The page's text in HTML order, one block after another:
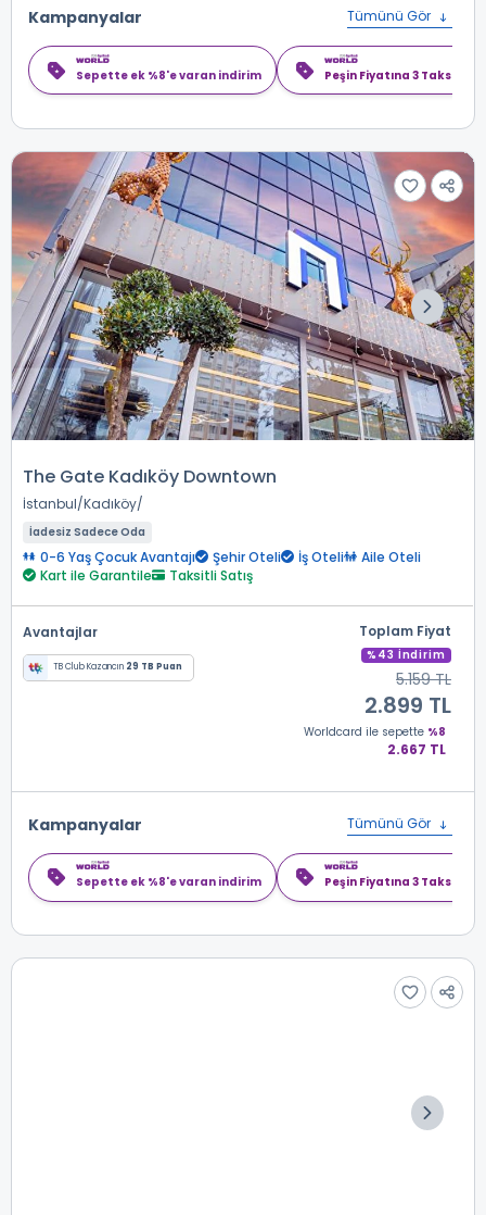
Kampanyalar Tümünü Gör
Sepette ek %8'e varan indirim Peşin Fiyatına 3 Taksit
The Gate Kadıköy Downtown
İstanbul Kadıköy
İadesiz Sadece Oda
0-6 Yaş Çocuk Avantajı Şehir Oteli İş Oteli
Aile Oteli
Kart ile Garantile
Taksitli Satış
Avantajlar
TB Club Kazancın 29 TB Puan
Toplam Fiyat
%43 İndirim
5.159 TL
2.899 TL
Worldcard ile sepette %8
2.667 TL
Kampanyalar Tümünü Gör
Sepette ek %8'e varan indirim Peşin Fiyatına 3 Taksit